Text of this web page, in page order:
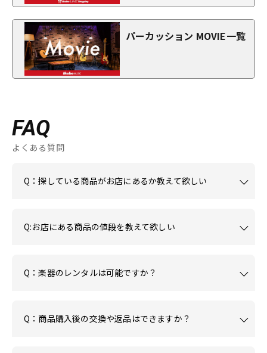
パーカッション MOVIE一覧
FAQ
よくある質問
Q：探している商品がお店にあるか教えて欲しい
Q:お店にある商品の値段を教えて欲しい
Q：楽器のレンタルは可能ですか？
Q：商品購入後の交換や返品はできますか？